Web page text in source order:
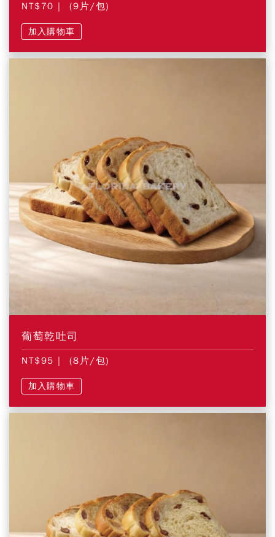
NT$70 | (9片/包)
加入購物車
葡萄乾吐司
NT$95 | (8片/包)
加入購物車